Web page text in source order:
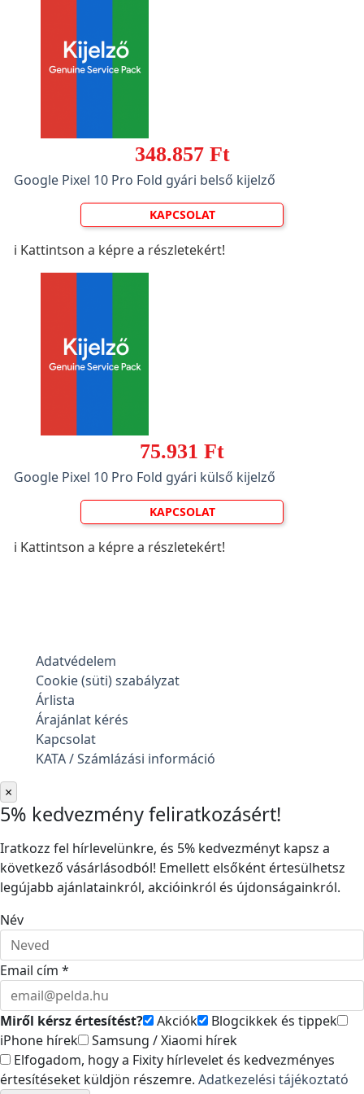
348.857 Ft
Google Pixel 10 Pro Fold gyári belső kijelző
KAPCSOLAT
ℹ️ Kattintson a képre a részletekért!
75.931 Ft
Google Pixel 10 Pro Fold gyári külső kijelző
KAPCSOLAT
ℹ️ Kattintson a képre a részletekért!
Adatvédelem
Cookie (süti) szabályzat
Árlista
Árajánlat kérés
Kapcsolat
KATA / Számlázási információ
×
5% kedvezmény feliratkozásért!
Iratkozz fel hírlevelünkre, és 5% kedvezményt kapsz a
következő vásárlásodból! Emellett elsőként értesülhetsz
legújabb ajánlatainkról, akcióinkról és újdonságainkról.
Név
Email cím *
Miről kérsz értesítést? Akciók
Blogcikkek és tippek
iPhone hírek
Samsung / Xiaomi hírek
Elfogadom, hogy a Fixity hírlevelet és kedvezményes
értesítéseket küldjön részemre. Adatkezelési tájékoztató